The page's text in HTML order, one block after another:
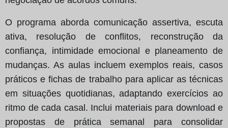
O programa aborda comunicação assertiva, escuta
ativa, resolução de conflitos, reconstrução da
confiança, intimidade emocional e planeamento de
mudanças. As aulas incluem exemplos reais, casos
práticos e fichas de trabalho para aplicar as técnicas
em situações quotidianas, adaptando exercícios ao
ritmo de cada casal. Inclui materiais para download e
propostas de prática semanal para consolidar